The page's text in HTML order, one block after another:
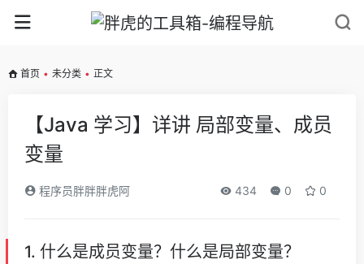
首页 • 未分类 • 正文
【Java 学习】详讲 局部变量、成员
变量
程序员胖胖胖虎阿 434 0 0
1. 什么是成员变量？什么是局部变量？